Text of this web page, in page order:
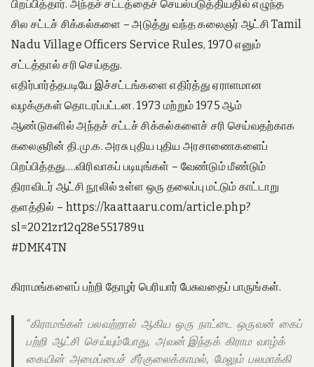
பிறப்பித்தார். அந்தச் சட்டத்தைச் செயல்படுத்தியதில் எழுந்த
சில சட்டச் சிக்கல்களை – அடுத்து வந்த கலைஞர் ஆட்சி Tamil
Nadu Village Officers Service Rules, 1970 எனும்
சட்டத்தால் சரி செய்தது.
எதிர்பார்த்தபடியே இச்சட்டங்களை எதிர்த்து ஏராளமான
வழக்குகள் தொடரப்பட்டன. 1973 மற்றும் 1975 ஆம்
ஆண்டுகளில் அந்தச் சட்டச் சிக்கல்களைச் சரி செய்வதற்காக
கலைஞரின் தி.மு.க. அரசு புதிய புதிய அரசாணைகளைப்
பிறப்பித்தது….விரிவாகப் படியுங்கள் – வேண்டும் மீண்டும்
திராவிடர் ஆட்சி நூலில் உள்ள ஒரு தலைப்பு மட்டும் காட்டாறு
தளத்தில் – https://kaattaaru.com/article.php?
sl=2021zr12q28e551789u
#DMK4TN
கிராமங்களைப் பற்றி தோழர் பெரியார் பேசுவதைப் பாருங்கள்.
“கிராமங்கள் பலவற்றால் ஆகிய ஒரு நாட்டை ஒருவன் கைப்
பற்றி ஆட்சி செய்யும்போது, அவன் இந்தக் கிராம வாழ்க்
கையின் அமைப்பைச் சீர்குலைக்காமல், மேலும் பலமாக்கி